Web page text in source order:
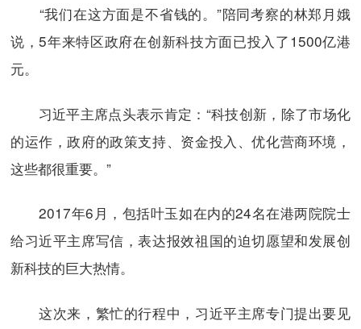
“我们在这方面是不省钱的。”陪同考察的林郑月娥
说，5年来特区政府在创新科技方面已投入了1500亿港
元。
习近平主席点头表示肯定：“科技创新，除了市场化
的运作，政府的政策支持、资金投入、优化营商环境，
这些都很重要。”
2017年6月，包括叶玉如在内的24名在港两院院士
给习近平主席写信，表达报效祖国的迫切愿望和发展创
新科技的巨大热情。
这次来，繁忙的行程中，习近平主席专门提出要见